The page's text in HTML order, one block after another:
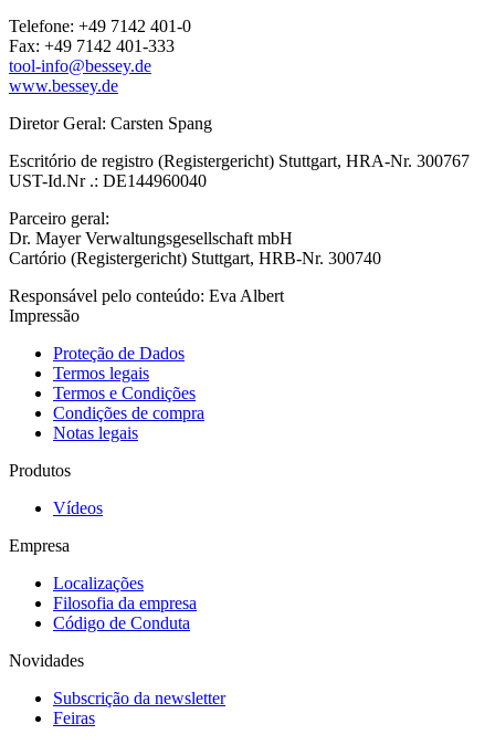
Telefone: +49 7142 401-0
Fax: +49 7142 401-333
tool-info@bessey.de
www.bessey.de
Diretor Geral: Carsten Spang
Escritório de registro (Registergericht) Stuttgart, HRA-Nr. 300767
UST-Id.Nr .: DE144960040
Parceiro geral:
Dr. Mayer Verwaltungsgesellschaft mbH
Cartório (Registergericht) Stuttgart, HRB-Nr. 300740
Responsável pelo conteúdo: Eva Albert
Impressão
Proteção de Dados
Termos legais
Termos e Condições
Condições de compra
Notas legais
Produtos
Vídeos
Empresa
Localizações
Filosofia da empresa
Código de Conduta
Novidades
Subscrição da newsletter
Feiras